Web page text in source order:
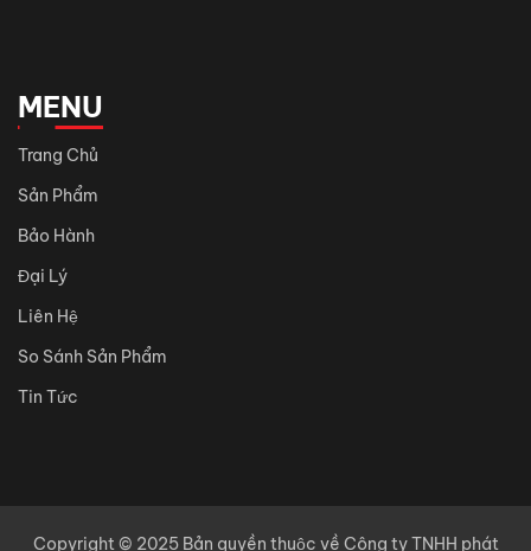
MENU
Trang Chủ
Sản Phẩm
Bảo Hành
Đại Lý
Liên Hệ
So Sánh Sản Phẩm
Tin Tức
Copyright © 2025 Bản quyền thuộc về Công ty TNHH phát